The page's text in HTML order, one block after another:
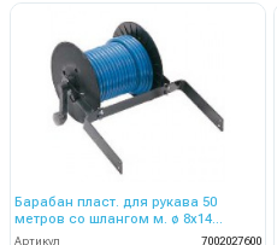
Барабан пласт. для рукава 50
метров со шлангом м. ø 8x14
тележки CRRC 51
Артикул
7002027600